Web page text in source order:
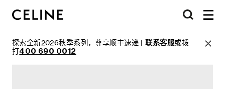
探索全新2026秋季系列，尊享顺丰速递 |联系客服或拨
打400 690 0012